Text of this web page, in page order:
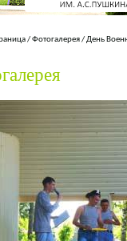
/Фотогалерея/День